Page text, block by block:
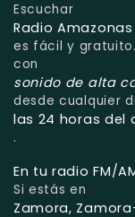
Escuchar
Radio Amazonas
es fácil y
con
sonido de alta
desde cualquier
las 24 horas del
.
En tu radio FM/
Si estás en
Zamora,